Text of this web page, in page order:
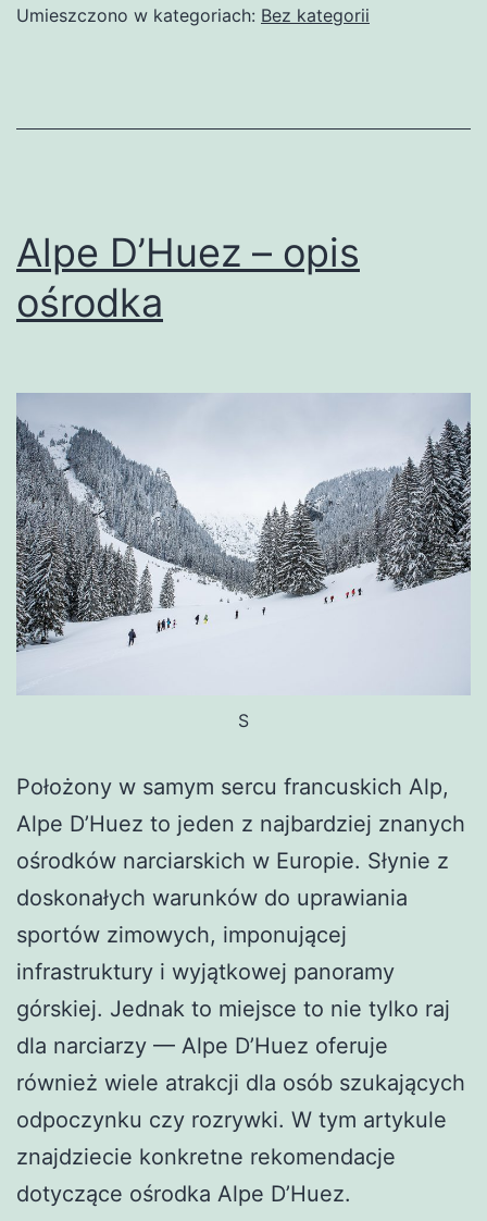
Umieszczono w kategoriach: Bez kategorii
Alpe D’Huez – opis
ośrodka
S
Położony w samym sercu francuskich Alp,
Alpe D’Huez to jeden z najbardziej znanych
ośrodków narciarskich w Europie. Słynie z
doskonałych warunków do uprawiania
sportów zimowych, imponującej
infrastruktury i wyjątkowej panoramy
górskiej. Jednak to miejsce to nie tylko raj
dla narciarzy — Alpe D’Huez oferuje
również wiele atrakcji dla osób szukających
odpoczynku czy rozrywki. W tym artykule
znajdziecie konkretne rekomendacje
dotyczące ośrodka Alpe D’Huez.